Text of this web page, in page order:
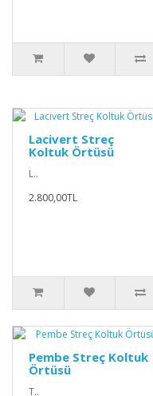
Lacivert Streç
Koltuk Örtüsü
L..
2.800,00TL
Pembe Streç Koltuk
Örtüsü
T..